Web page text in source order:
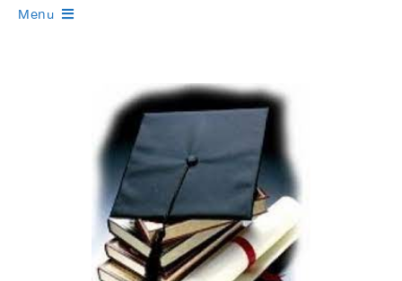
Menu